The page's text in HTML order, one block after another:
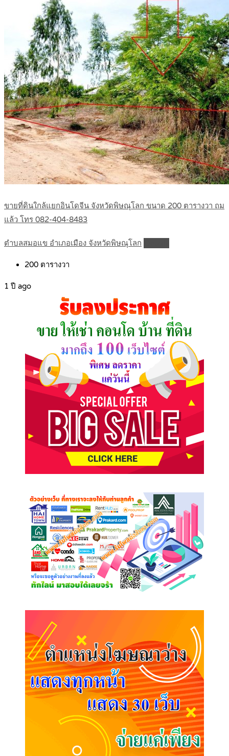
ขายที่ดินใกล้แยกอินโดจีน จังหวัดพิษณุโลก ขนาด 200 ตารางวา ถม
แล้ว โทร 082-404-8483
ตำบลสมอแข อำเภอเมือง จังหวัดพิษณุโลก
200 ตารางวา
1 ปี ago